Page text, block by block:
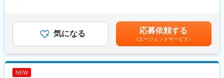
地域のお客様との距離が近く、日々の接客や相談対応を通じて、
信頼される存在として働けます。
■安定した経営基盤のもと、長期的なキャリア形成が可能：
ツルハグループの一員として安定した基盤があり、腰を据えてキ
・商品陳列・売場づくり
・発注・在庫管理
・売上・数値管理の補助
・スタッフのサポート業務
☆経験や適性に応じて、将来的にはスタッフの育成、
可能性があります。月給(月額)は固定手当を含めた表記です。
気になる 応募依頼する
（エージェントサービス）
NEW